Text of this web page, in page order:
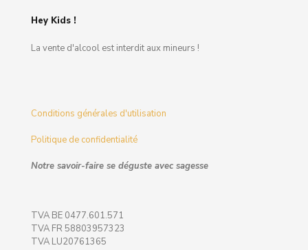
Hey Kids !
La vente d'alcool est interdit aux mineurs !
Conditions générales d'utilisation
Politique de confidentialité
Notre savoir-faire se déguste avec sagesse
TVA BE 0477.601.571
TVA FR 58803957323
TVA LU20761365